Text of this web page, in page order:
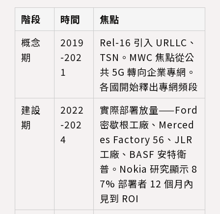
階段
時間
焦點
概念
期
2019
-202
1
Rel-16 引入 URLLC、
TSN。MWC 焦點從公
共 5G 轉向企業專網。
各國開始釋出專網頻段
建設
期
2022
-202
4
實際部署放量——Ford
密歇根工廠、Merced
es Factory 56、JLR
工廠、BASF 安特衛
普。Nokia 研究顯示 8
7% 部署者 12 個月內
見到 ROI